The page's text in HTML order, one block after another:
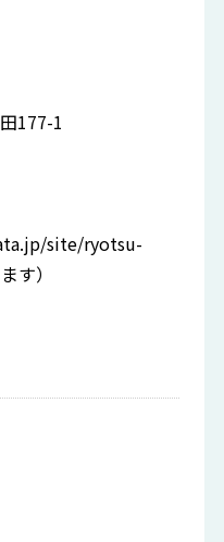
177-1
site/ryotsu-
す）